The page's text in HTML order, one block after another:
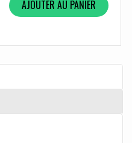
AJOUTER AU PANIER